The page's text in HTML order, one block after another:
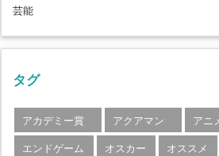
芸能
タグ
アカデミー賞 アクアマン アニ
エンドゲーム
オスカー オススメ